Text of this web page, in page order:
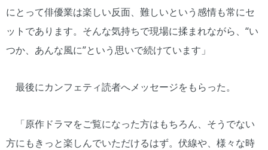
にとって俳優業は楽しい反面、難しいという感情も常にセ
ットであります。そんな気持ちで現場に揉まれながら、“い
つか、あんな風に”という思いで続けています」
最後にカンフェティ読者へメッセージをもらった。
「原作ドラマをご覧になった方はもちろん、そうでない
方にもきっと楽しんでいただけるはず。伏線や、様々な時